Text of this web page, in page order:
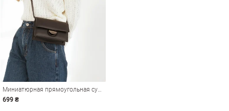
Миниатюрная прямоугольная сумка
699 ₴